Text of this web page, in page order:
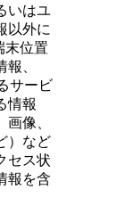
いはユ
以外に
末位置
、
サービ
情報
像、
）など
セス状
報を含